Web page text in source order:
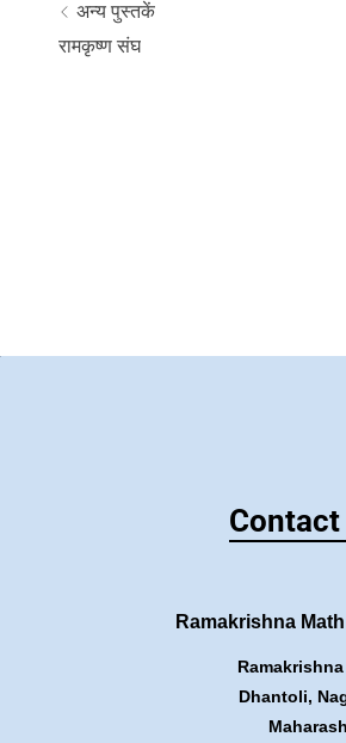
अन्य पुस्तकें
रामकृष्ण संघ
Ramakrishna
Dhantoli,